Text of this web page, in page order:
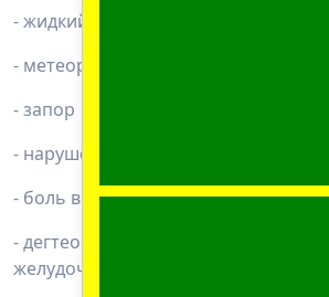
- жидкий стул (диарея)
- метеоризм
- запор
- нарушение пищеварения
- боль в животе
- дегтеобразный стул из-за
желудочно-кишечном тракте